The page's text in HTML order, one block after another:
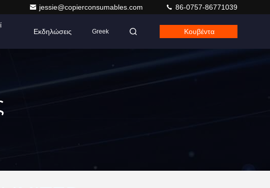
jessie@copierconsumables.com 86-0757-86771039
Εκδηλώσεις Greek Κουβέντα